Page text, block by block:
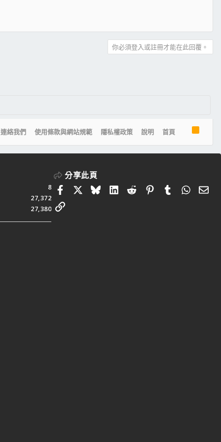
你必須登入或註冊才能在此回覆。
連絡我們 使用條款與網站規範 隱私權政策 說明 首頁
8
27,372
27,380
分享此頁
FacebookBlueskyLinkedIn
RedditPinterestTumblr 電
連結